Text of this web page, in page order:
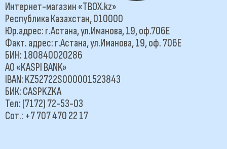
Интернет-магазин «TBOX.kz»
Республика Казахстан, 010000
Юр.адрес: г.Астана, ул.Иманова, 19, оф.706Е
Факт. адрес: г.Астана, ул.Иманова, 19, оф. 706Е
БИН: 180840020286
АО «KASPI BANK»
IBAN: KZ52722S000001523843
БИК: CASPKZKA
Тел: (7172) 72-53-03
Сот.: +7 707 470 22 17